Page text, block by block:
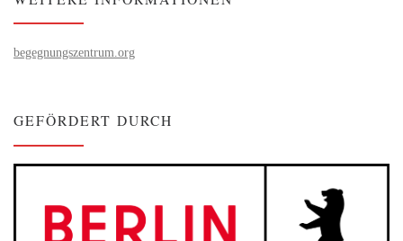
begegnungszentrum.org
GEFÖRDERT DURCH